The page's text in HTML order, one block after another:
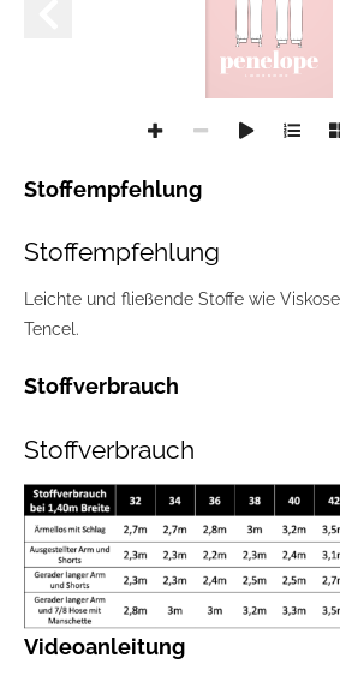
Stoffempfehlung
Stoffempfehlung
Leichte und fließende Stoffe wie
Tencel.
Stoffverbrauch
Stoffverbrauch
Videoanleitung